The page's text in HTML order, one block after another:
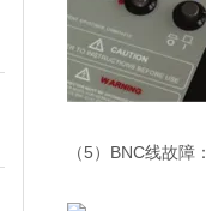
（5）BNC线故